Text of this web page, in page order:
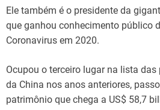
Ele também é o presidente da
que ganhou conhecimento público
Coronavirus em 2020.
Ocupou o terceiro lugar na lista
da China nos anos anteriores,
patrimônio que chega a US$ 58,7